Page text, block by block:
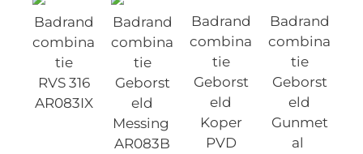
Badrand
combina
tie
RVS 316
AR083IX
Badrand
combina
tie
Geborst
eld
Messing
AR083B
Badrand
combina
tie
Geborst
eld
Koper
PVD
Badrand
combina
tie
Geborst
eld
Gunmet
al